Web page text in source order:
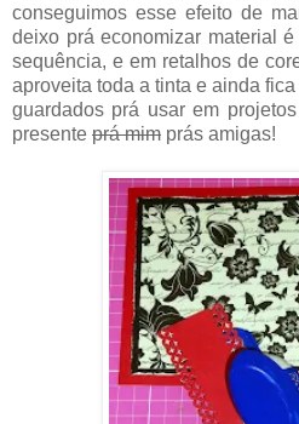
conseguimos esse efeito de
deixo prá economizar material
sequência, e em retalhos de
aproveita toda a tinta e ainda
guardados prá usar em
presente prá mim prás amigas!